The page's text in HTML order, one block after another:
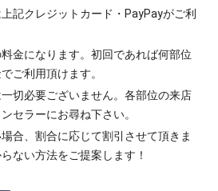
記クレジットカード・PayPayがご利
金になります。初回であれば何部位
ご利用頂けます。
切必要ございません。各部位の来店
セラーにお尋ね下さい。
合、割合に応じて割引させて頂きま
ない方法をご提案します！